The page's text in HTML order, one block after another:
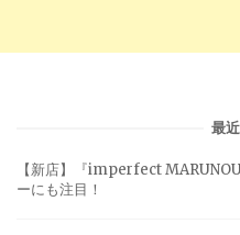
最
【新店】『imperfect
ーにも注目！